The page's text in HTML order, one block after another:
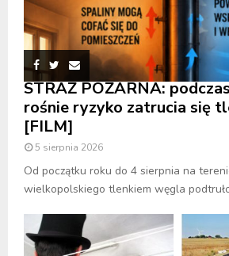
STRAŻ POŻARNA:
rośnie ryzyko zatrucia się
[FILM]
5 sierpnia 2026
Od początku roku do 4 sierpnia na
wielkopolskiego tlenkiem węgla